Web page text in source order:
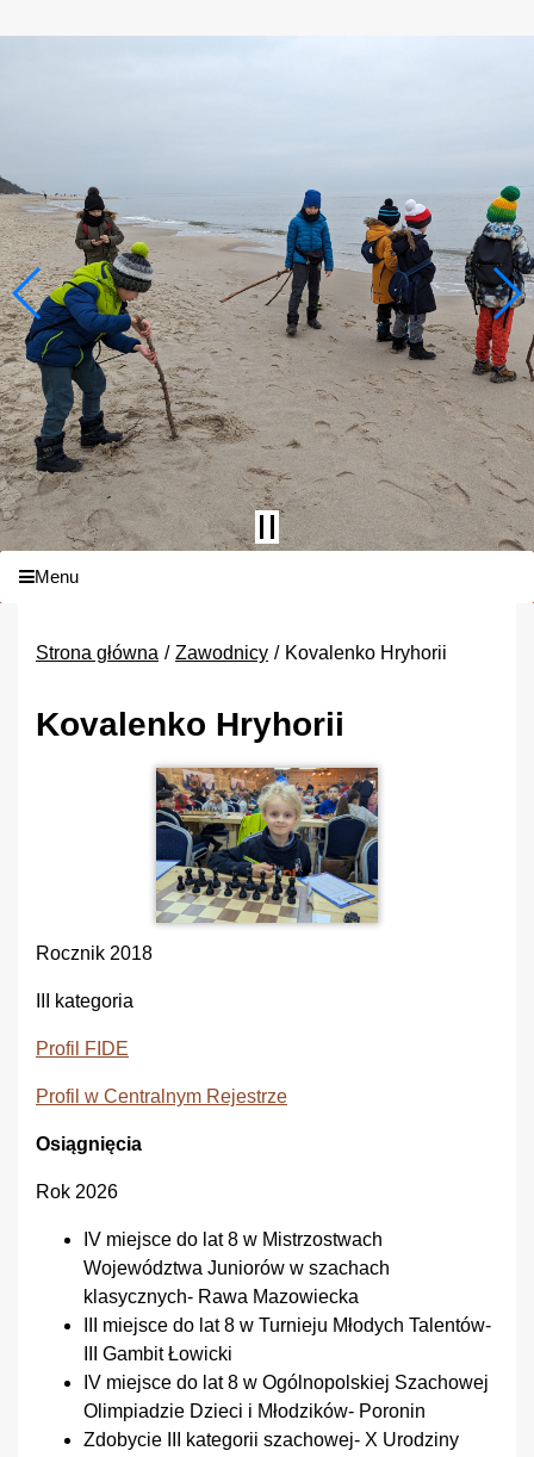
Menu
Strona główna Zawodnicy Kovalenko Hryhorii
Kovalenko Hryhorii
Rocznik 2018
III kategoria
Profil FIDE
Profil w Centralnym Rejestrze
Osiągnięcia
Rok 2026
IV miejsce do lat 8 w Mistrzostwach
Województwa Juniorów w szachach
klasycznych- Rawa Mazowiecka
III miejsce do lat 8 w Turnieju Młodych Talentów-
III Gambit Łowicki
IV miejsce do lat 8 w Ogólnopolskiej Szachowej
Olimpiadzie Dzieci i Młodzików- Poronin
Zdobycie III kategorii szachowej- X Urodziny